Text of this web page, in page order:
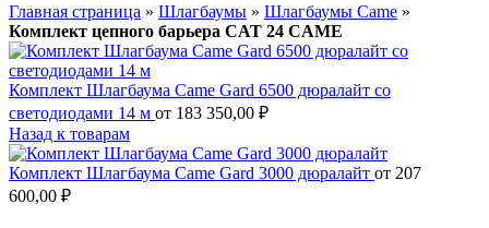
Главная страница » Шлагбаумы » Шлагбаумы Came »
Комплект цепного барьера CAT 24 CAME
Комплект Шлагбаума Came Gard 6500 дюралайт со
светодиодами 14 м от 183 350,00 ₽
Назад к товарам
Комплект Шлагбаума Came Gard 3000 дюралайт от 207
600,00 ₽